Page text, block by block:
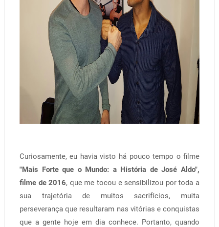
Curiosamente, eu havia visto há pouco tempo o filme
"Mais Forte que o Mundo: a História de José Aldo",
filme de 2016, que me tocou e sensibilizou por toda a
sua trajetória de muitos sacrifícios, muita
perseverança que resultaram nas vitórias e conquistas
que a gente hoje em dia conhece. Portanto, quando